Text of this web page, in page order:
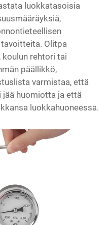
luokkatasoisia
Olitpa
rehtori tai
päällikkö,
varmistaa, että
jää huomiotta ja että
luokkahuoneessa.